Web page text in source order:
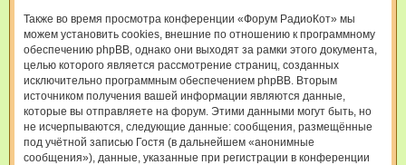
Также во время просмотра конференции «Форум РадиоКот» мы
можем установить cookies, внешние по отношению к программному
обеспечению phpBB, однако они выходят за рамки этого документа,
целью которого является рассмотрение страниц, созданных
исключительно программным обеспечением phpBB. Вторым
источником получения вашей информации являются данные,
которые вы отправляете на форум. Этими данными могут быть, но
не исчерпываются, следующие данные: сообщения, размещённые
под учётной записью Гостя (в дальнейшем «анонимные
сообщения»), данные, указанные при регистрации в конференции